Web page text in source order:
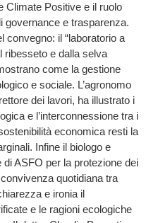
Climate Positive e il ruolo
governance e trasparenza.
convegno: il “laboratorio a
ribesseto e dalla selva
come la gestione
e sociale. L’agronomo
dei lavori, ha illustrato i
e l’interconnessione tra i
economica resti la
Infine il biologo e
ASFO per la protezione dei
quotidiana tra
e ironia il
e le ragioni ecologiche